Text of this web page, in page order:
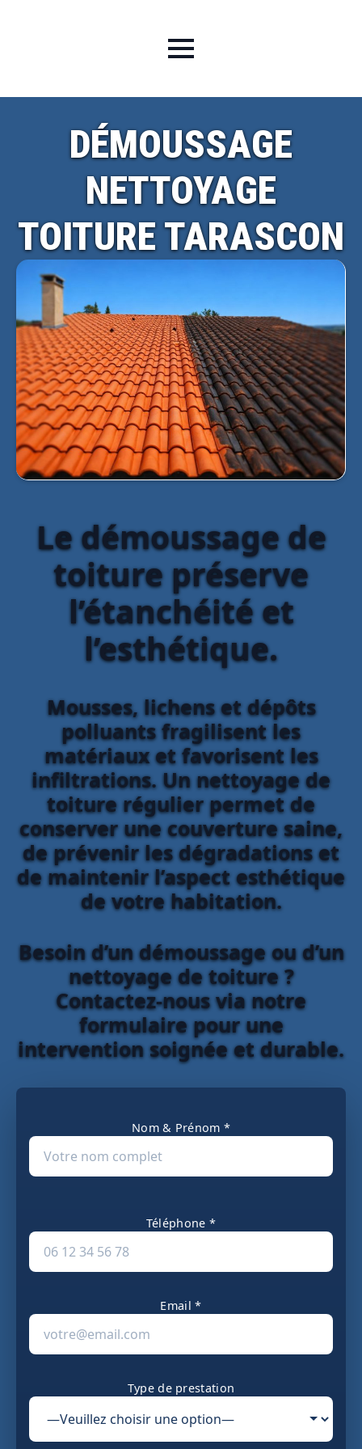
DÉMOUSSAGE
NETTOYAGE
TOITURE TARASCON
Le démoussage de
toiture préserve
l’étanchéité et
l’esthétique.
Mousses, lichens et dépôts
polluants fragilisent les
matériaux et favorisent les
infiltrations. Un nettoyage de
toiture régulier permet de
conserver une couverture saine,
de prévenir les dégradations et
de maintenir l’aspect esthétique
de votre habitation.
Besoin d’un démoussage ou d’un
nettoyage de toiture ?
Contactez-nous via notre
formulaire pour une
intervention soignée et durable.
Nom & Prénom *
Téléphone *
Email *
Type de prestation